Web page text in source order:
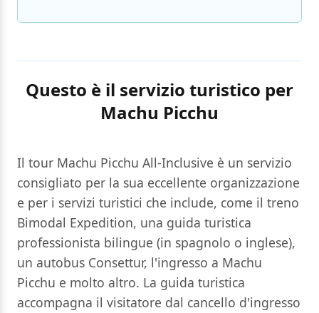
Questo è il servizio turistico per
Machu Picchu
Il tour Machu Picchu All-Inclusive è un servizio
consigliato per la sua eccellente organizzazione
e per i servizi turistici che include, come il treno
Bimodal Expedition, una guida turistica
professionista bilingue (in spagnolo o inglese),
un autobus Consettur, l'ingresso a Machu
Picchu e molto altro. La guida turistica
accompagna il visitatore dal cancello d'ingresso